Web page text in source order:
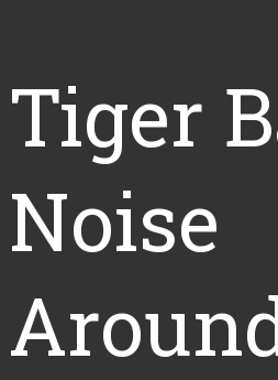
Tiger
Noise